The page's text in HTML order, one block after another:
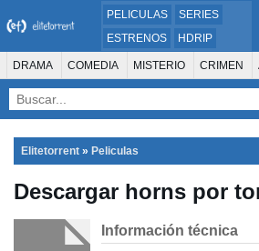
PELICULAS
SERIES
ESTRENOS
HDRIP
MICROHD
720P
DVDRIP
DRAMA COMEDIA MISTERIO CRIMEN
SUSPENSO
ANIMACIÓN ROMANCE TERROR
FAMILIA DOCUS Y TV
PELÍCULA DE LA TELEVISIÓN FOREIGN
THRILLER
Elitetorrent » Peliculas
Descargar horns por
Información técnica